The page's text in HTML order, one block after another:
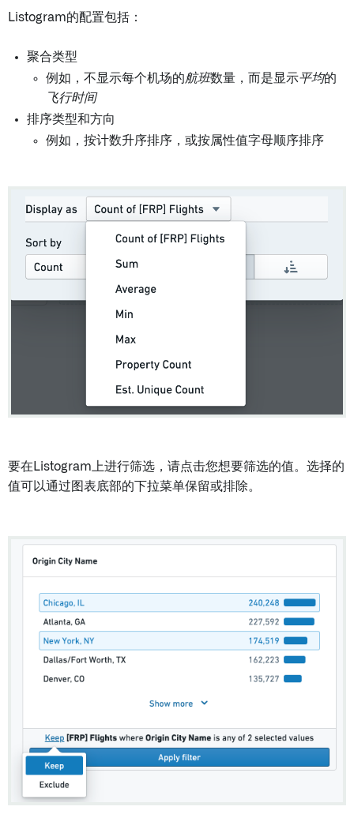
Listogram的配置包括：
聚合类型
例如，不显示每个机场的航班数量，而是显示平均的
飞行时间
排序类型和方向
例如，按计数升序排序，或按属性值字母顺序排序
要在Listogram上进行筛选，请点击您想要筛选的值。选择的
值可以通过图表底部的下拉菜单保留或排除。